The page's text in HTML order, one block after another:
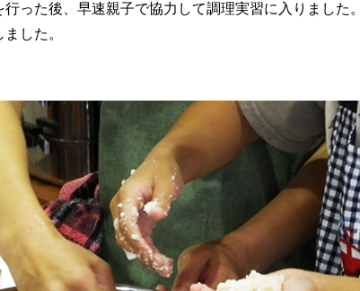
った後、早速親子で協力して調理実習に入りまし
した。